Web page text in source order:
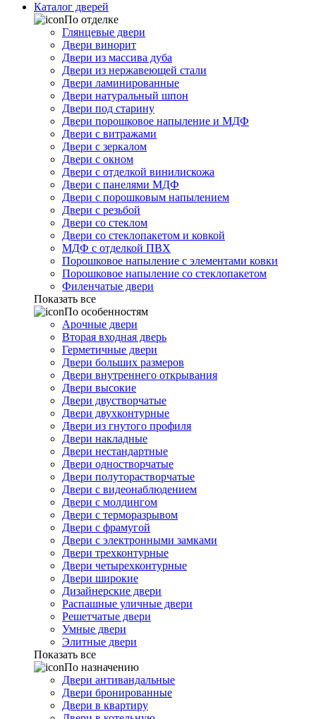
Каталог дверей
По отделке
Глянцевые двери
Двери винорит
Двери из массива дуба
Двери из нержавеющей стали
Двери ламинированные
Двери натуральный шпон
Двери под старину
Двери порошковое напыление и МДФ
Двери с витражами
Двери с зеркалом
Двери с окном
Двери с отделкой винилискожа
Двери с панелями МДФ
Двери с порошковым напылением
Двери с резьбой
Двери со стеклом
Двери со стеклопакетом и ковкой
МДФ с отделкой ПВХ
Порошковое напыление с элементами ковки
Порошковое напыление со стеклопакетом
Филенчатые двери
Показать все
По особенностям
Арочные двери
Вторая входная дверь
Герметичные двери
Двери больших размеров
Двери внутреннего открывания
Двери высокие
Двери двустворчатые
Двери двухконтурные
Двери из гнутого профиля
Двери накладные
Двери нестандартные
Двери одностворчатые
Двери полуторастворчатые
Двери с видеонаблюдением
Двери с молдингом
Двери с терморазрывом
Двери с фрамугой
Двери с электронными замками
Двери трехконтурные
Двери четырехконтурные
Двери широкие
Дизайнерские двери
Распашные уличные двери
Решетчатые двери
Умные двери
Элитные двери
Показать все
По назначению
Двери антивандальные
Двери бронированные
Двери в квартиру